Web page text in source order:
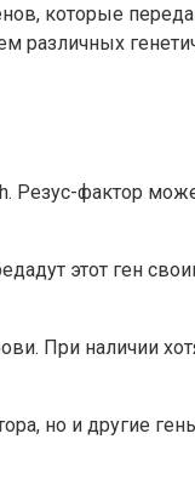
которые
различных
Резус-фактор
этот ген
При наличии
но и другие